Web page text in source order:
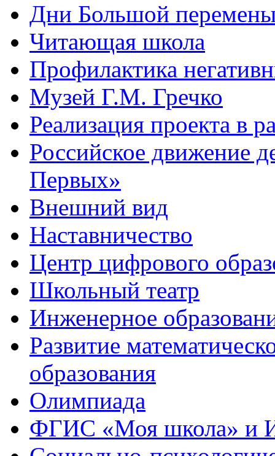
Дни Большой
Читающая школа
Профилактика
Музей Г.М. Гречко
Реализация проекта в
Российское движение
Первых»
Внешний вид
Наставничество
Центр цифрового
Школьный театр
Инженерное
Развитие
образования
Олимпиада
ФГИС «Моя школа» и